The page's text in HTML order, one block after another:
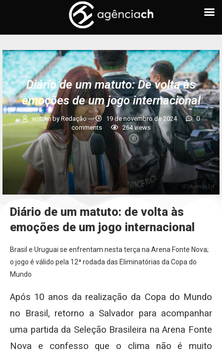
Brasil
Diário de um matuto: De volta às
emoções de um jogo internacional
written by Redação 19 de novembro de 2024
0
comments
264views
Diário de um matuto: de volta às
emoções de um jogo internacional
Brasil e Uruguai se enfrentam nesta terça na Arena Fonte Nova;
o jogo é válido pela 12ª rodada das Eliminatórias da Copa do
Mundo
Após 10 anos da realização da Copa do Mundo
no Brasil, retorno a Salvador para acompanhar
uma partida da Seleção Brasileira na Arena Fonte
Nova e confesso que o clima não é muito